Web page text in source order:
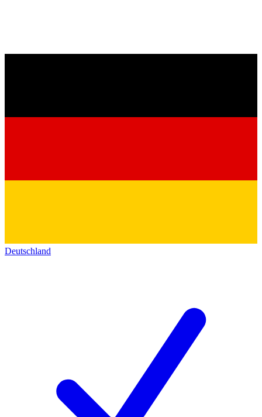
Deutschland